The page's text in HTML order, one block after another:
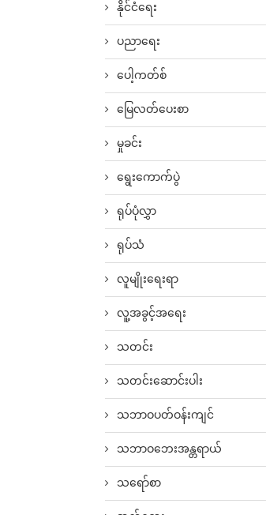
နိုင်ငံရေး
ပညာရေး
ပေါ့ကတ်စ်
မြေလတ်ပေးစာ
မှုခင်း
ရွေးကောက်ပွဲ
ရုပ်ပုံလွှာ
ရုပ်သံ
လူမျိုးရေးရာ
လူ့အခွင့်အရေး
သတင်း
သတင်းဆောင်းပါး
သဘာဝပတ်ဝန်းကျင်
သဘာဝဘေးအန္တရာယ်
သရော်စာ